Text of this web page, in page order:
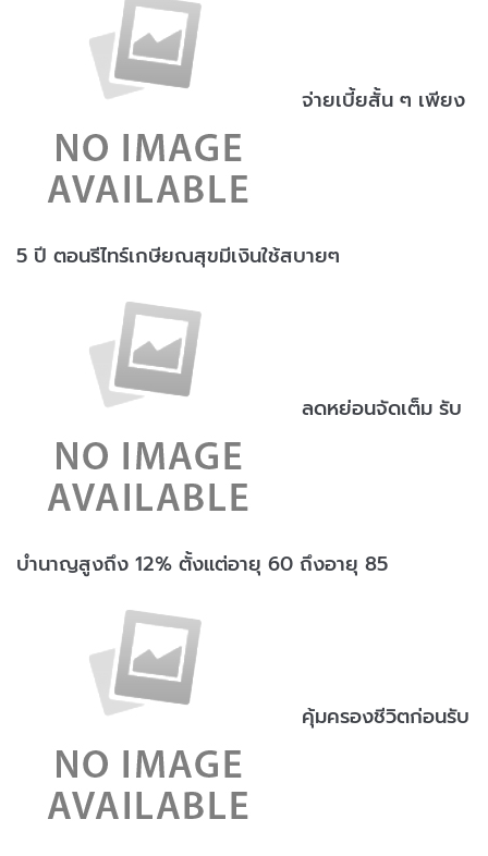
จ่ายเบี้ยสั้น ๆ เพียง
5 ปี ตอนรีไทร์เกษียณสุขมีเงินใช้สบายๆ
ลดหย่อนจัดเต็ม รับ
บำนาญสูงถึง 12% ตั้งแต่อายุ 60 ถึงอายุ 85
คุ้มครองชีวิตก่อนรับ